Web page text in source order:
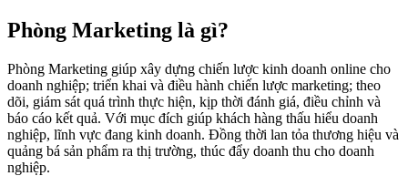
Phòng Marketing là gì?
Phòng Marketing giúp xây dựng chiến lược kinh doanh online cho
doanh nghiệp; triển khai và điều hành chiến lược marketing; theo
dõi, giám sát quá trình thực hiện, kịp thời đánh giá, điều chỉnh và
báo cáo kết quả. Với mục đích giúp khách hàng thấu hiểu doanh
nghiệp, lĩnh vực đang kinh doanh. Đồng thời lan tỏa thương hiệu và
quảng bá sản phẩm ra thị trường, thúc đẩy doanh thu cho doanh
nghiệp.